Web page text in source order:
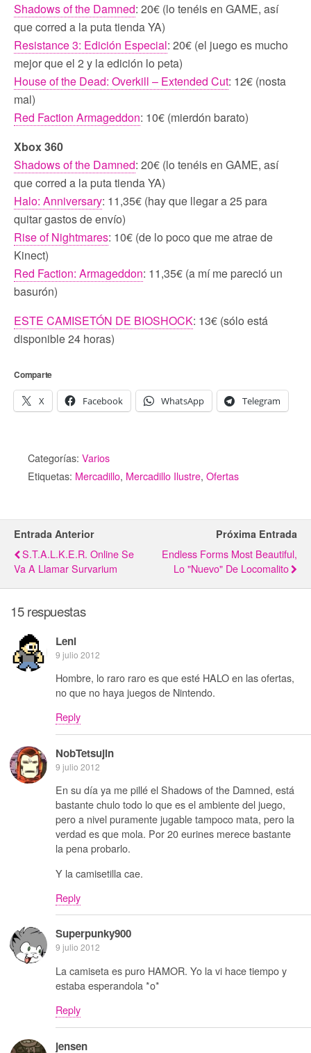
Shadows of the Damned: 20€ (lo tenéis en GAME, así
que corred a la puta tienda YA)
Resistance 3: Edición Especial: 20€ (el juego es mucho
mejor que el 2 y la edición lo peta)
House of the Dead: Overkill – Extended Cut: 12€ (nosta
mal)
Red Faction Armageddon: 10€ (mierdón barato)
Xbox 360
Shadows of the Damned: 20€ (lo tenéis en GAME, así
que corred a la puta tienda YA)
Halo: Anniversary: 11,35€ (hay que llegar a 25 para
quitar gastos de envío)
Rise of Nightmares: 10€ (de lo poco que me atrae de
Kinect)
Red Faction: Armageddon: 11,35€ (a mí me pareció un
basurón)
ESTE CAMISETÓN DE BIOSHOCK: 13€ (sólo está
disponible 24 horas)
Comparte
X Facebook WhatsApp Telegram
Categorías: Varios
Etiquetas: Mercadillo, Mercadillo Ilustre, Ofertas
Entrada Anterior
S.T.A.L.K.E.R. Online Se
Va A Llamar Survarium
Próxima Entrada
Endless Forms Most Beautiful,
Lo "nuevo" De Locomalito
15 respuestas
Leni
9 julio 2012
Hombre, lo raro raro es que esté HALO en las ofertas,
no que no haya juegos de Nintendo.
Reply
NobTetsujin
9 julio 2012
En su día ya me pillé el Shadows of the Damned, está
bastante chulo todo lo que es el ambiente del juego,
pero a nivel puramente jugable tampoco mata, pero la
verdad es que mola. Por 20 eurines merece bastante
la pena probarlo.
Y la camisetilla cae.
Reply
Superpunky900
9 julio 2012
La camiseta es puro HAMOR. Yo la vi hace tiempo y
estaba esperandola *o*
Reply
jensen